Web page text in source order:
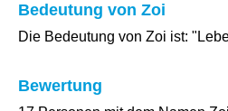
Bedeutung von Zoi
Die Bedeutung von Zoi ist:
Bewertung